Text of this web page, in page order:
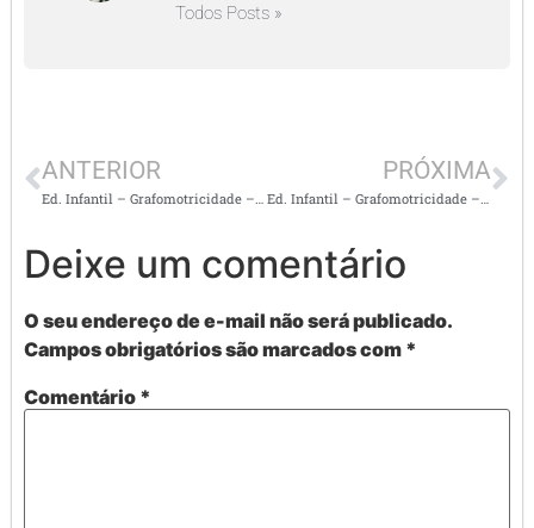
Todos Posts »
ANTERIOR PRÓXIMA
Deixe um comentário
O seu endereço de e-mail não será publicado.
Campos obrigatórios são marcados com *
Comentário *